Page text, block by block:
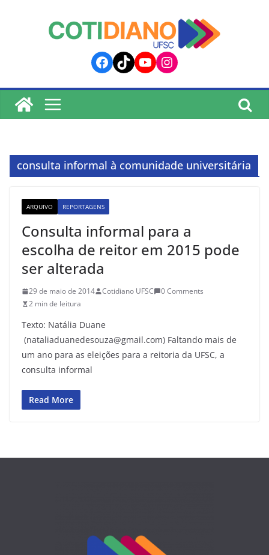
Facebook
TikTokYouTube
Instagram
consulta informal à comunidade universitária
ARQUIVO REPORTAGENS
Consulta informal para a
escolha de reitor em 2015 pode
ser alterada
29 de maio de 2014 Cotidiano UFSC
0 Comments
2 min de leitura
Texto: Natália Duane
(nataliaduanedesouza@gmail.com) Faltando mais de
um ano para as eleições para a reitoria da UFSC, a
consulta informal
Read More